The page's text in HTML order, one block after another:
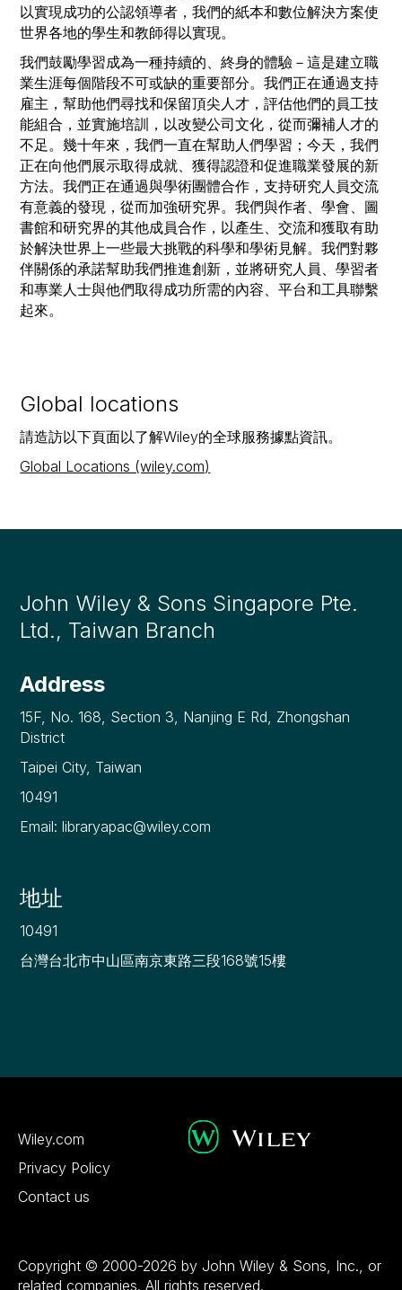
以實現成功的公認領導者，我們的紙本和數位解決方案使
世界各地的學生和教師得以實現。
我們鼓勵學習成為一種持續的、終身的體驗－這是建立職
業生涯每個階段不可或缺的重要部分。我們正在通過支持
雇主，幫助他們尋找和保留頂尖人才，評估他們的員工技
能組合，並實施培訓，以改變公司文化，從而彌補人才的
不足。幾十年來，我們一直在幫助人們學習；今天，我們
正在向他們展示取得成就、獲得認證和促進職業發展的新
方法。我們正在通過與學術團體合作，支持研究人員交流
有意義的發現，從而加強研究界。我們與作者、學會、圖
書館和研究界的其他成員合作，以產生、交流和獲取有助
於解決世界上一些最大挑戰的科學和學術見解。我們對夥
伴關係的承諾幫助我們推進創新，並將研究人員、學習者
和專業人士與他們取得成功所需的內容、平台和工具聯繫
起來。
Global locations
請造訪以下頁面以了解Wiley的全球服務據點資訊。
Global Locations (wiley.com)
John Wiley & Sons Singapore Pte.
Ltd., Taiwan Branch
Address
15F, No. 168, Section 3, Nanjing E Rd, Zhongshan
District
Taipei City, Taiwan
10491
Email: libraryapac@wiley.com
地址
10491
台灣台北市中山區南京東路三段168號15樓
Wiley.com
Privacy Policy
Contact us
Copyright © 2000-2026 by John Wiley & Sons, Inc., or
related companies. All rights reserved.